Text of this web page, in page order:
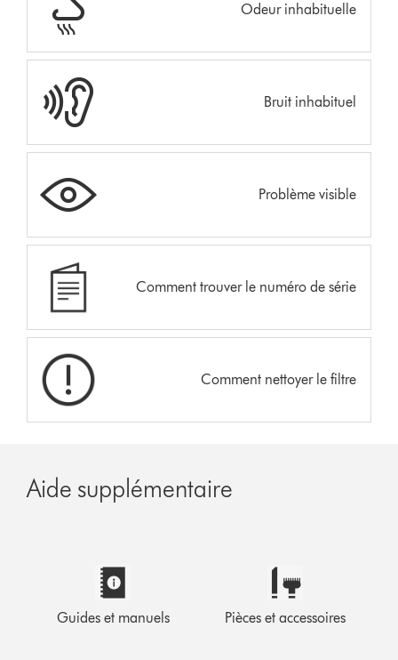
Odeur inhabituelle
Bruit inhabituel
Problème visible
Comment trouver le numéro de série
Comment nettoyer le filtre
Aide supplémentaire
Guides et manuels Pièces et accessoires